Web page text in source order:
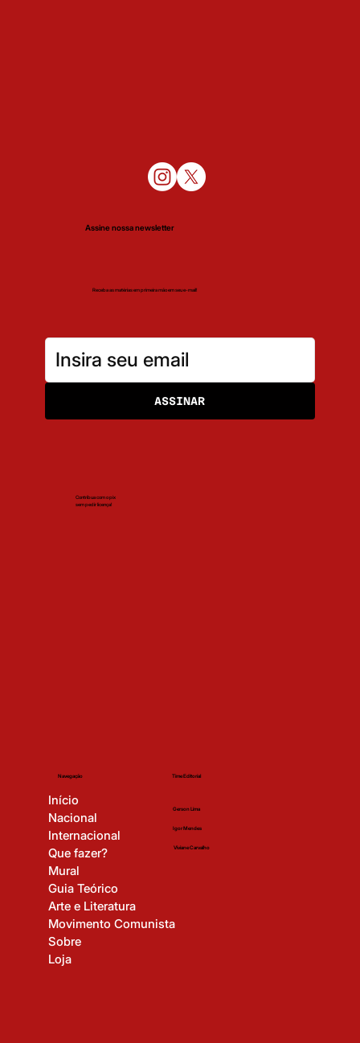
Assine nossa newsletter
Receba as matérias em primeira mão em seu e-mail!
ASSINAR
Contribua com o pix
sem pedir licença!
Navegação
Início
Nacional
Internacional
Que fazer?
Mural
Guia Teórico
Arte e Literatura
Movimento Comunista
Sobre
Loja
Time Editorial
Gerson Lima
Igor Mendes
Viviane Carvalho